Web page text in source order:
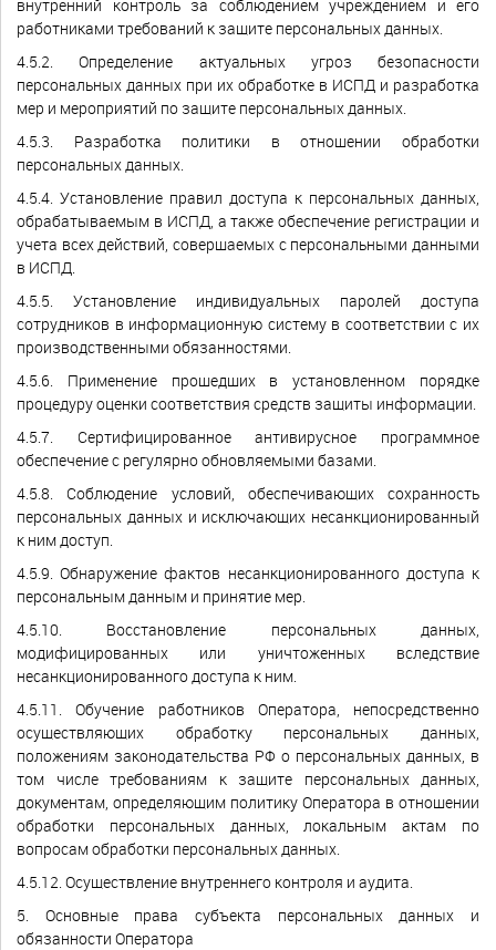
внутренний контроль за соблюдением учреждением и его
работниками требований к защите персональных данных.
4.5.2. Определение актуальных угроз безопасности
персональных данных при их обработке в ИСПД и разработка
мер и мероприятий по защите персональных данных.
4.5.3. Разработка политики в отношении обработки
персональных данных.
4.5.4. Установление правил доступа к персональных данных,
обрабатываемым в ИСПД, а также обеспечение регистрации и
учета всех действий, совершаемых с персональными данными
в ИСПД.
4.5.5. Установление индивидуальных паролей доступа
сотрудников в информационную систему в соответствии с их
производственными обязанностями.
4.5.6. Применение прошедших в установленном порядке
процедуру оценки соответствия средств защиты информации.
4.5.7. Сертифицированное антивирусное программное
обеспечение с регулярно обновляемыми базами.
4.5.8. Соблюдение условий, обеспечивающих сохранность
персональных данных и исключающих несанкционированный
к ним доступ.
4.5.9. Обнаружение фактов несанкционированного доступа к
персональным данным и принятие мер.
4.5.10. Восстановление персональных данных,
модифицированных или уничтоженных вследствие
несанкционированного доступа к ним.
4.5.11. Обучение работников Оператора, непосредственно
осуществляющих обработку персональных данных,
положениям законодательства РФ о персональных данных, в
том числе требованиям к защите персональных данных,
документам, определяющим политику Оператора в отношении
обработки персональных данных, локальным актам по
вопросам обработки персональных данных.
4.5.12. Осуществление внутреннего контроля и аудита.
5. Основные права субъекта персональных данных и
обязанности Оператора